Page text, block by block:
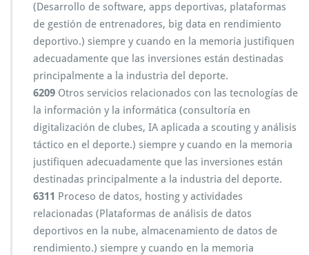
(Desarrollo de software, apps deportivas, plataformas
de gestión de entrenadores, big data en rendimiento
deportivo.) siempre y cuando en la memoria justifiquen
adecuadamente que las inversiones están destinadas
principalmente a la industria del deporte.
6209 Otros servicios relacionados con las tecnologías de
la información y la informática (consultoría en
digitalización de clubes, IA aplicada a scouting y análisis
táctico en el deporte.) siempre y cuando en la memoria
justifiquen adecuadamente que las inversiones están
destinadas principalmente a la industria del deporte.
6311 Proceso de datos, hosting y actividades
relacionadas (Plataformas de análisis de datos
deportivos en la nube, almacenamiento de datos de
rendimiento.) siempre y cuando en la memoria